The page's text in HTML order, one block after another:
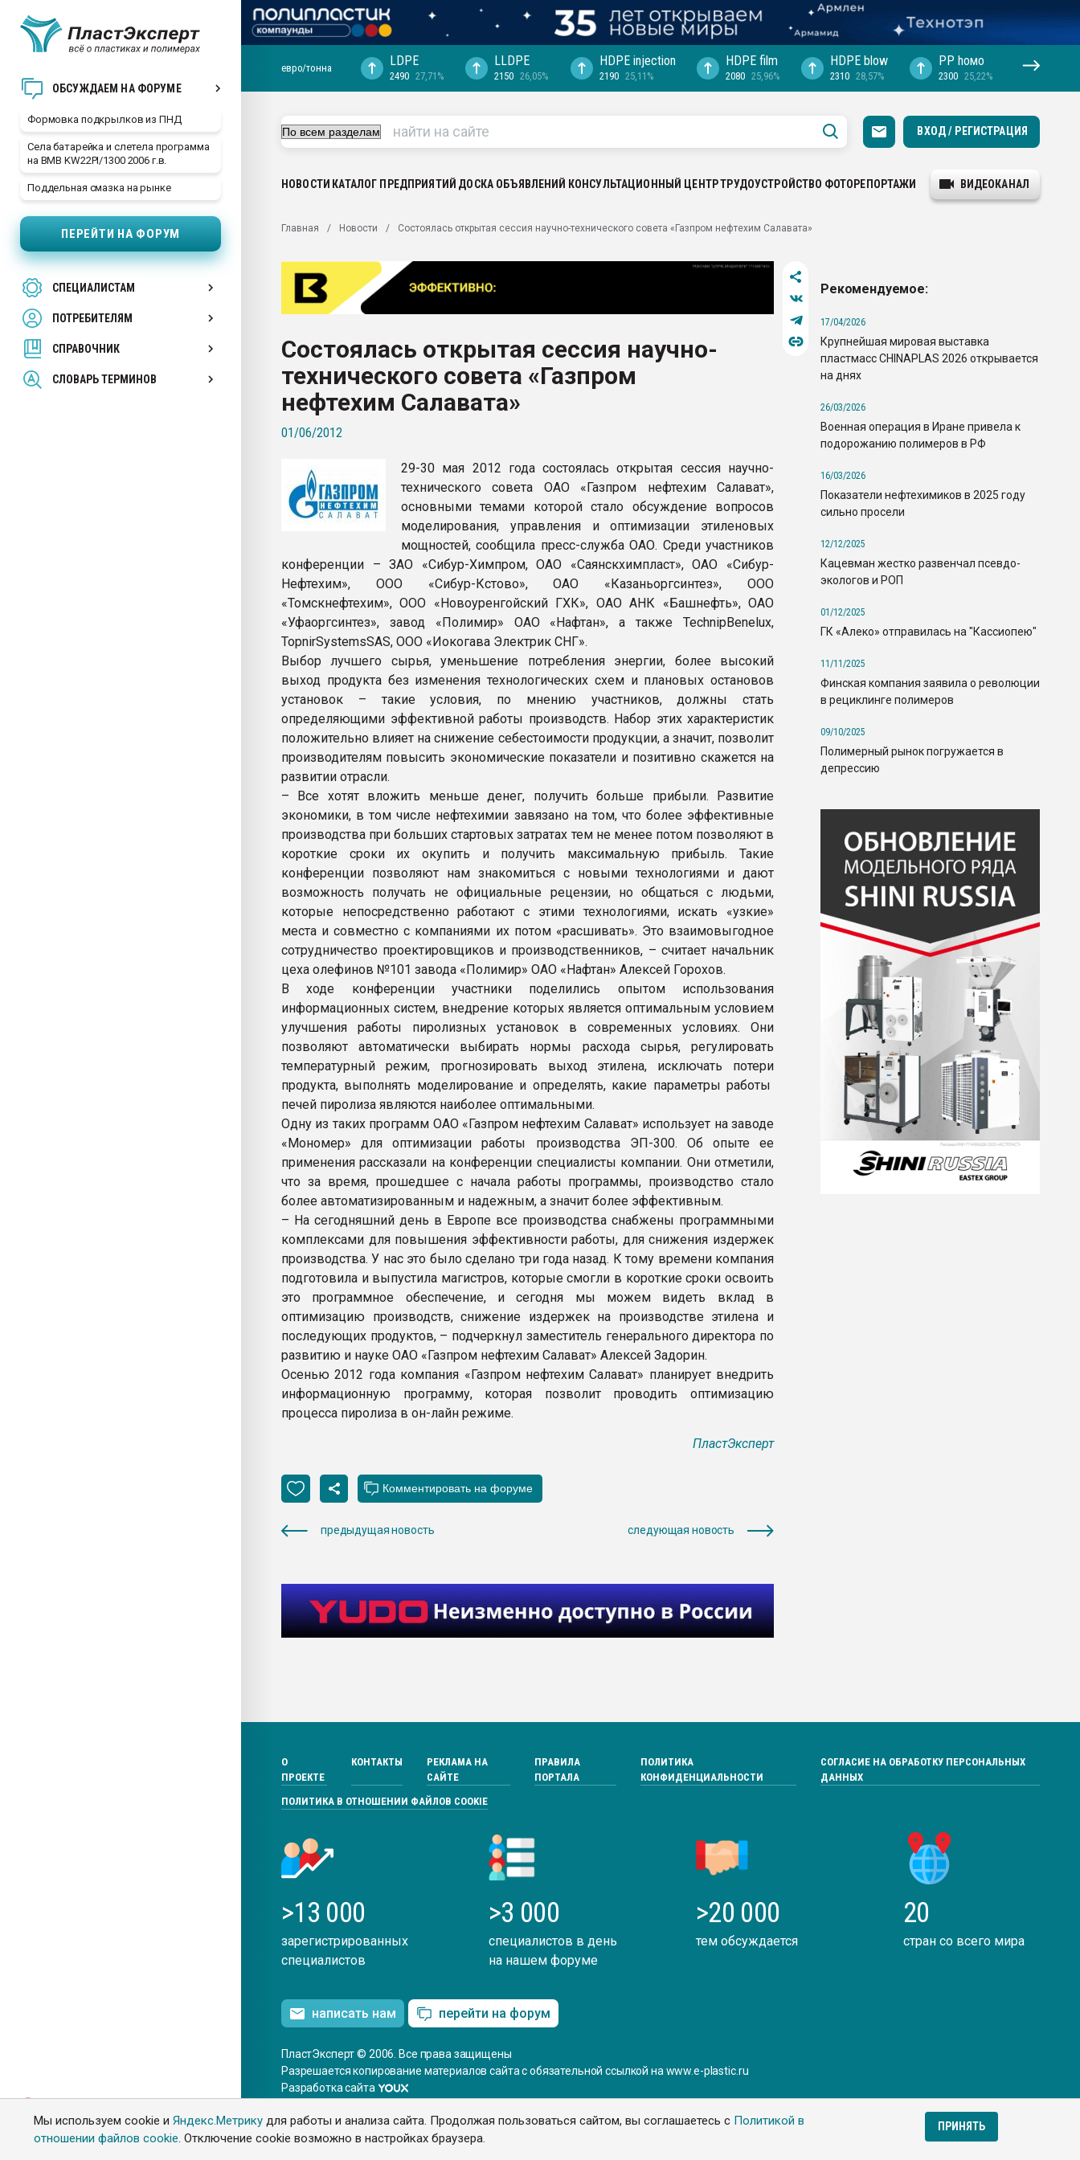
Мы используем cookie иЯндекс.Метрику для работы и анализа сайта. Продолжая пользоваться сайтом, вы соглашаетесь с Политикой в
отношении файлов cookie. Отключение cookie возможно в настройках браузера.
ПРИНЯТЬ
ОБСУЖДАЕМ НА ФОРУМЕ
Формовка подкрылков из ПНД
Села батарейка и слетела программа
на BMB KW22PI/1300 2006 г.в.
Поддельная смазка на рынке
ПЕРЕЙТИ НА ФОРУМ
СПЕЦИАЛИСТАМ
ПОТРЕБИТЕЛЯМ
СПРАВОЧНИК
СЛОВАРЬ ТЕРМИНОВ
29.07.2026 ФРП помог "Ижевскому
Вакуум-формовочные машины:
28.07.2026 Автоматизация выходит на
первый план в переработке
пластмасс
ситуацией на строительном рынке
Всё, что касается выдува ПЭТ
бутылок
ПЕРЕЙТИ НА ФОРУМ
евро/тонна LDPE
2490 27,71%
LLDPE
2150 26,05%
HDPE injection
2190 25,11%
HDPE film
2080 25,96%
HDPE blow
2310 28,57%
PP hомо
2300 25,22%
ВХОД / РЕГИСТРАЦИЯ
НОВОСТИ КАТАЛОГ ПРЕДПРИЯТИЙ ДОСКА ОБЪЯВЛЕНИЙ КОНСУЛЬТАЦИОННЫЙ ЦЕНТРТРУДОУСТРОЙСТВО ФОТОРЕПОРТАЖИ ВИДЕОКАНАЛ
Главная Новости Состоялась открытая сессия научно-технического совета «Газпром нефтехим Салавата»
Состоялась открытая сессия научно-
технического совета «Газпром
нефтехим Салавата»
01/06/2012
29-30 мая 2012 года состоялась открытая сессия научно-
технического совета ОАО «Газпром нефтехим Салават»,
основными темами которой стало обсуждение вопросов
моделирования, управления и оптимизации этиленовых
мощностей, сообщила пресс-служба ОАО. Среди участников
конференции – ЗАО «Сибур-Химпром, ОАО «Саянскхимпласт», ОАО «Сибур-
Нефтехим», ООО «Сибур-Кстово», ОАО «Казаньоргсинтез», ООО
«Томскнефтехим», ООО «Новоуренгойский ГХК», ОАО АНК «Башнефть», ОАО
«Уфаоргсинтез», завод «Полимир» ОАО «Нафтан», а также TechnipBenelux,
TopnirSystemsSAS, ООО «Иокогава Электрик СНГ».
Выбор лучшего сырья, уменьшение потребления энергии, более высокий
выход продукта без изменения технологических схем и плановых остановов
установок – такие условия, по мнению участников, должны стать
определяющими эффективной работы производств. Набор этих характеристик
положительно влияет на снижение себестоимости продукции, а значит, позволит
производителям повысить экономические показатели и позитивно скажется на
развитии отрасли.
– Все хотят вложить меньше денег, получить больше прибыли. Развитие
экономики, в том числе нефтехимии завязано на том, что более эффективные
производства при больших стартовых затратах тем не менее потом позволяют в
короткие сроки их окупить и получить максимальную прибыль. Такие
конференции позволяют нам знакомиться с новыми технологиями и дают
возможность получать не официальные рецензии, но общаться с людьми,
которые непосредственно работают с этими технологиями, искать «узкие»
места и совместно с компаниями их потом «расшивать». Это взаимовыгодное
сотрудничество проектировщиков и производственников, – считает начальник
цеха олефинов №101 завода «Полимир» ОАО «Нафтан» Алексей Горохов.
В ходе конференции участники поделились опытом использования
информационных систем, внедрение которых является оптимальным условием
улучшения работы пиролизных установок в современных условиях. Они
позволяют автоматически выбирать нормы расхода сырья, регулировать
температурный режим, прогнозировать выход этилена, исключать потери
продукта, выполнять моделирование и определять, какие параметры работы
печей пиролиза являются наиболее оптимальными.
Одну из таких программ ОАО «Газпром нефтехим Салават» использует на заводе
«Мономер» для оптимизации работы производства ЭП-300. Об опыте ее
применения рассказали на конференции специалисты компании. Они отметили,
что за время, прошедшее с начала работы программы, производство стало
более автоматизированным и надежным, а значит более эффективным.
– На сегодняшний день в Европе все производства снабжены программными
комплексами для повышения эффективности работы, для снижения издержек
производства. У нас это было сделано три года назад. К тому времени компания
подготовила и выпустила магистров, которые смогли в короткие сроки освоить
это программное обеспечение, и сегодня мы можем видеть вклад в
оптимизацию производств, снижение издержек на производстве этилена и
последующих продуктов, – подчеркнул заместитель генерального директора по
развитию и науке ОАО «Газпром нефтехим Салават» Алексей Задорин.
Осенью 2012 года компания «Газпром нефтехим Салават» планирует внедрить
информационную программу, которая позволит проводить оптимизацию
процесса пиролиза в он-лайн режиме.
ПластЭксперт
предыдущая новость следующая новость
Рекомендуемое:
17/04/2026
Крупнейшая мировая выставка
пластмасс CHINAPLAS 2026 открывается
на днях
26/03/2026
Военная операция в Иране привела к
подорожанию полимеров в РФ
16/03/2026
Показатели нефтехимиков в 2025 году
сильно просели
12/12/2025
Кацевман жестко развенчал псевдо-
экологов и РОП
01/12/2025
ГК «Алеко» отправилась на "Кассиопею"
11/11/2025
Финская компания заявила о революции
в рециклинге полимеров
09/10/2025
Полимерный рынок погружается в
депрессию
О
ПРОЕКТЕ
КОНТАКТЫ
РЕКЛАМА НА
САЙТЕ
ПРАВИЛА
ПОРТАЛА
ПОЛИТИКА
КОНФИДЕНЦИАЛЬНОСТИ
СОГЛАСИЕ НА ОБРАБОТКУ ПЕРСОНАЛЬНЫХ
ДАННЫХ
ПОЛИТИКА В ОТНОШЕНИИ ФАЙЛОВ COOKIE
>13 000
зарегистрированных
специалистов
>3 000
специалистов в день
на нашем форуме
>20 000
тем обсуждается
20
стран со всего мира
написать нам перейти на форум
ПластЭксперт © 2006. Все права защищены
Разрешается копирование материалов сайта с обязательной ссылкой на www.e-plastic.ru
Разработка сайта